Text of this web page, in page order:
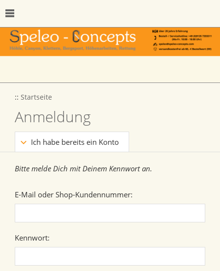
:: Startseite
Anmeldung
Ich habe bereits ein Konto
Bitte melde Dich mit Deinem Kennwort an.
E-Mail oder Shop-Kundennummer:
Kennwort: